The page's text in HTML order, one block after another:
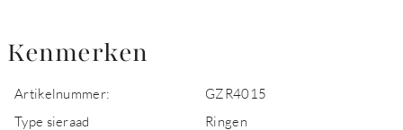
Kenmerken
Artikelnummer:
GZR4015
Type sieraad
Ringen